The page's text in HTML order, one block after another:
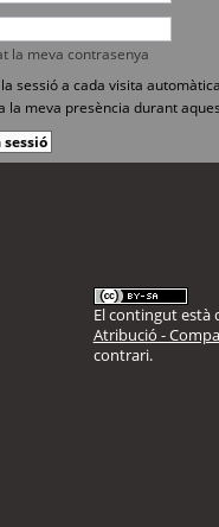
la meva contrasenya
sessió a cada visita
la meva presència durant
El contingut està
Atribució -
contrari.